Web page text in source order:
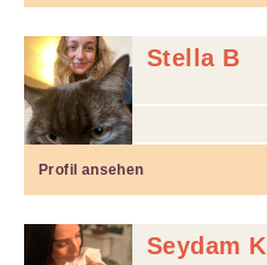
Stella B
Profil ansehen
Seydam K